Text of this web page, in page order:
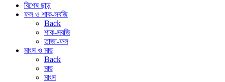
বিশেষ ছাড়
ফল ও শাক-সবজি
Back
শাক-সবজি
তাজা-ফল
মাংস ও মাছ
Back
মাছ
মাংস